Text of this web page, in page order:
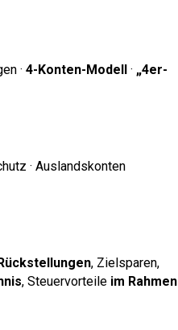
·4-Konten-Modell · „4er-
· Auslandskonten
, Zielsparen,
, Steuervorteile im Rahmen